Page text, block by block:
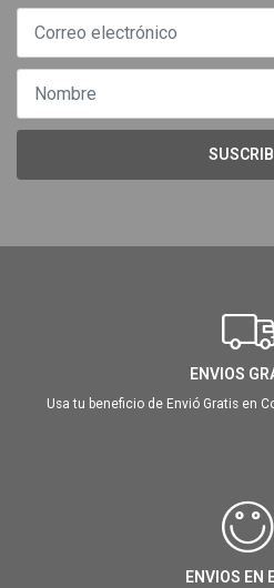
ENVIOS
Usa tu beneficio de Envió Gratis en
ENVIOS EN